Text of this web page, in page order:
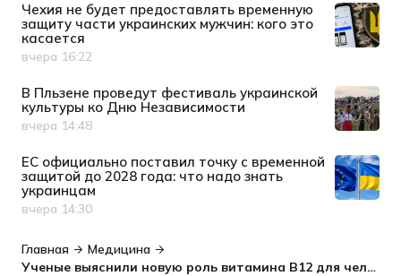
Чехия не будет предоставлять временную
защиту части украинских мужчин: кого это
касается
Дата публикации
вчера 16:22
В Пльзене проведут фестиваль украинской
культуры ко Дню Независимости
Дата публикации
вчера 14:48
ЕС официально поставил точку с временной
защитой до 2028 года: что надо знать
украинцам
Дата публикации
вчера 14:30
Главная
Медицина
Ученые выяснили новую роль витамина B12 для человека: источник энергии для клеточных электростанций